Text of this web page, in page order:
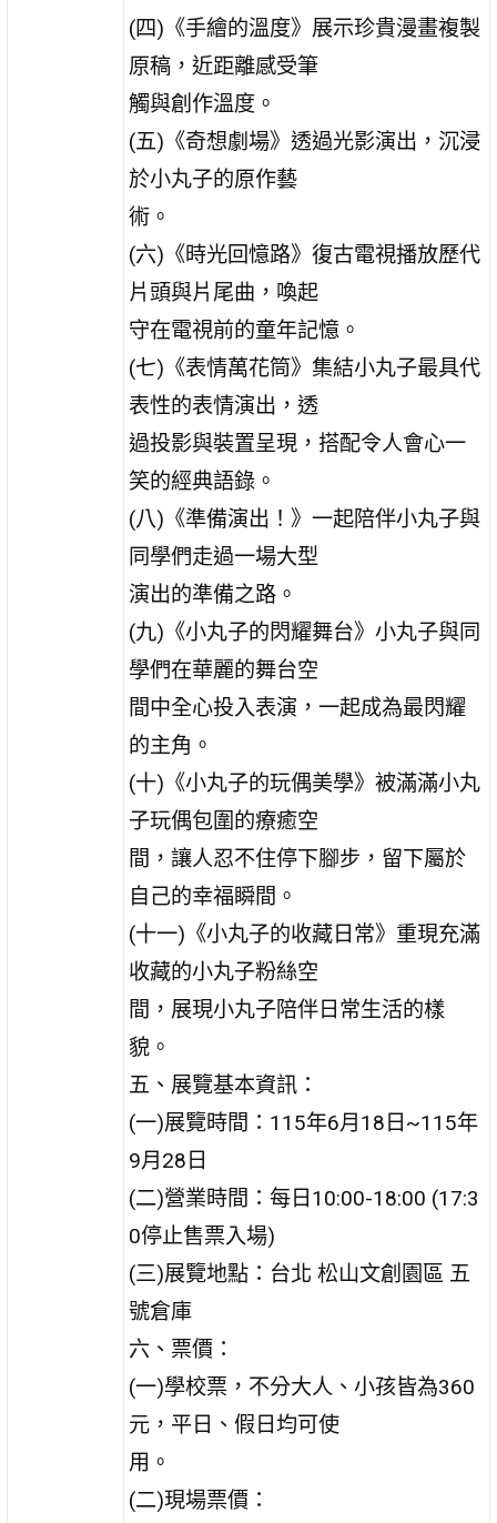
(四)《手繪的溫度》展示珍貴漫畫複製
原稿，近距離感受筆
觸與創作溫度。
(五)《奇想劇場》透過光影演出，沉浸
於小丸子的原作藝
術。
(六)《時光回憶路》復古電視播放歷代
片頭與片尾曲，喚起
守在電視前的童年記憶。
(七)《表情萬花筒》集結小丸子最具代
表性的表情演出，透
過投影與裝置呈現，搭配令人會心一
笑的經典語錄。
(八)《準備演出！》一起陪伴小丸子與
同學們走過一場大型
演出的準備之路。
(九)《小丸子的閃耀舞台》小丸子與同
學們在華麗的舞台空
間中全心投入表演，一起成為最閃耀
的主角。
(十)《小丸子的玩偶美學》被滿滿小丸
子玩偶包圍的療癒空
間，讓人忍不住停下腳步，留下屬於
自己的幸福瞬間。
(十一)《小丸子的收藏日常》重現充滿
收藏的小丸子粉絲空
間，展現小丸子陪伴日常生活的樣
貌。
五、展覽基本資訊：
(一)展覽時間：115年6月18日~115年
9月28日
(二)營業時間：每日10:00-18:00 (17:3
0停止售票入場)
(三)展覽地點：台北 松山文創園區 五
號倉庫
六、票價：
(一)學校票，不分大人、小孩皆為360
元，平日、假日均可使
用。
(二)現場票價：